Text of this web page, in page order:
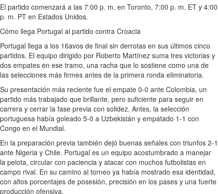
El partido comenzará a las 7:00 p. m. en Toronto, 7:00 p. m. ET y 4:00
p. m. PT en Estados Unidos.
Cómo llega Portugal al partido contra Croacia
Portugal llega a los 16avos de final sin derrotas en sus últimos cinco
partidos. El equipo dirigido por Roberto Martínez suma tres victorias y
dos empates en ese tramo, una racha que lo sostiene como una de
las selecciones más firmes antes de la primera ronda eliminatoria.
Su presentación más reciente fue el empate 0-0 ante Colombia, un
partido más trabajado que brillante, pero suficiente para seguir en
carrera y cerrar la fase previa con solidez. Antes, la selección
portuguesa había goleado 5-0 a Uzbekistán y empatado 1-1 con
Congo en el Mundial.
En la preparación previa también dejó buenas señales con triunfos 2-1
ante Nigeria y Chile. Portugal es un equipo acostumbrado a manejar
la pelota, circular con paciencia y atacar con muchos futbolistas en
campo rival. En su camino al torneo ya había mostrado esa identidad,
con altos porcentajes de posesión, precisión en los pases y una fuerte
producción ofensiva.